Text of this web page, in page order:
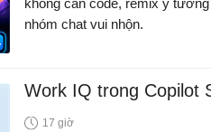
không cần code, remix ý
nhóm chat vui nhộn.
Work IQ trong Copilot
17 giờ